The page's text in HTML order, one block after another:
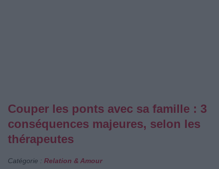
Couper les ponts avec sa famille : 3
conséquences majeures, selon les
thérapeutes
Catégorie : Relation & Amour